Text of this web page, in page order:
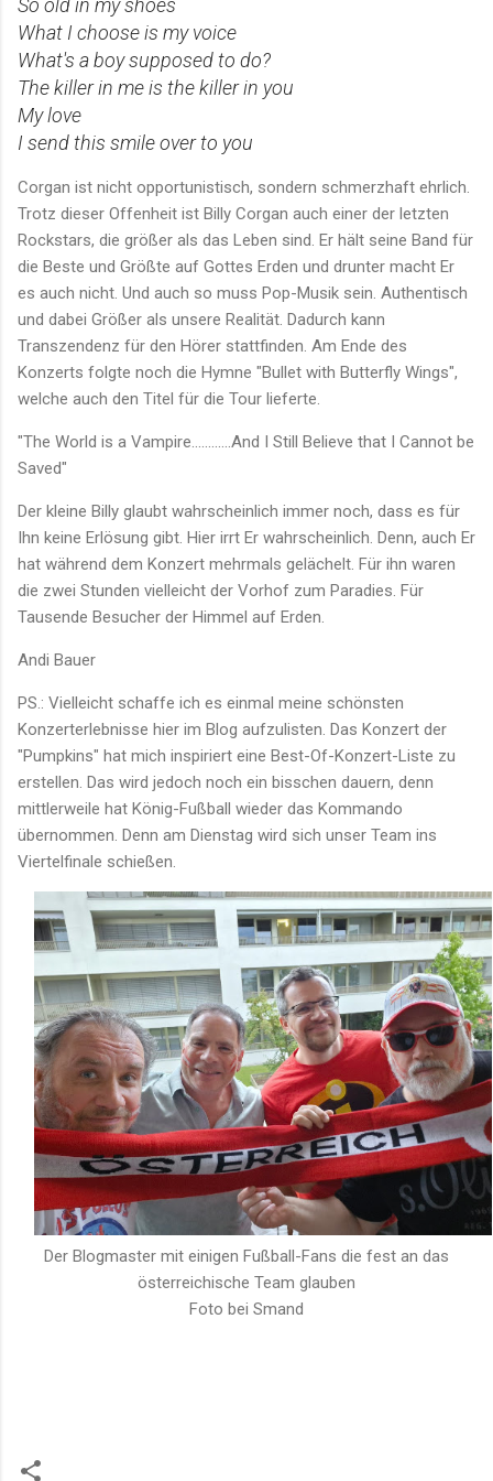
So old in my shoes
What I choose is my voice
What′s a boy supposed to do?
The killer in me is the killer in you
My love
I send this smile over to you
Corgan ist nicht opportunistisch, sondern schmerzhaft ehrlich.
Trotz dieser Offenheit ist Billy Corgan auch einer der letzten
Rockstars, die größer als das Leben sind. Er hält seine Band für
die Beste und Größte auf Gottes Erden und drunter macht Er
es auch nicht. Und auch so muss Pop-Musik sein. Authentisch
und dabei Größer als unsere Realität. Dadurch kann
Transzendenz für den Hörer stattfinden. Am Ende des
Konzerts folgte noch die Hymne "Bullet with Butterfly Wings",
welche auch den Titel für die Tour lieferte.
"The World is a Vampire............And I Still Believe that I Cannot be
Saved"
Der kleine Billy glaubt wahrscheinlich immer noch, dass es für
Ihn keine Erlösung gibt. Hier irrt Er wahrscheinlich. Denn, auch Er
hat während dem Konzert mehrmals gelächelt. Für ihn waren
die zwei Stunden vielleicht der Vorhof zum Paradies. Für
Tausende Besucher der Himmel auf Erden.
Andi Bauer
PS.: Vielleicht schaffe ich es einmal meine schönsten
Konzerterlebnisse hier im Blog aufzulisten. Das Konzert der
"Pumpkins" hat mich inspiriert eine Best-Of-Konzert-Liste zu
erstellen. Das wird jedoch noch ein bisschen dauern, denn
mittlerweile hat König-Fußball wieder das Kommando
übernommen. Denn am Dienstag wird sich unser Team ins
Viertelfinale schießen.
Der Blogmaster mit einigen Fußball-Fans die fest an das
österreichische Team glauben
Foto bei Smand